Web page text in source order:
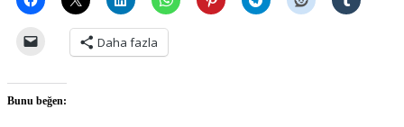
Daha fazla
Bunu beğen: